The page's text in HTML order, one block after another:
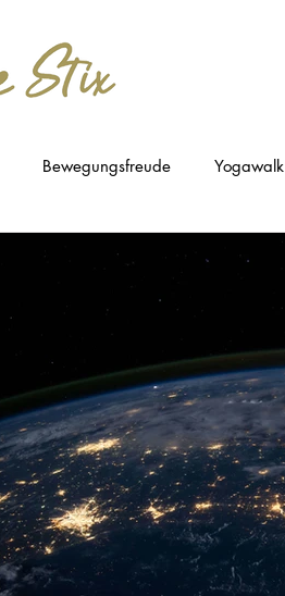
Bewegungsfreude Yogawalk